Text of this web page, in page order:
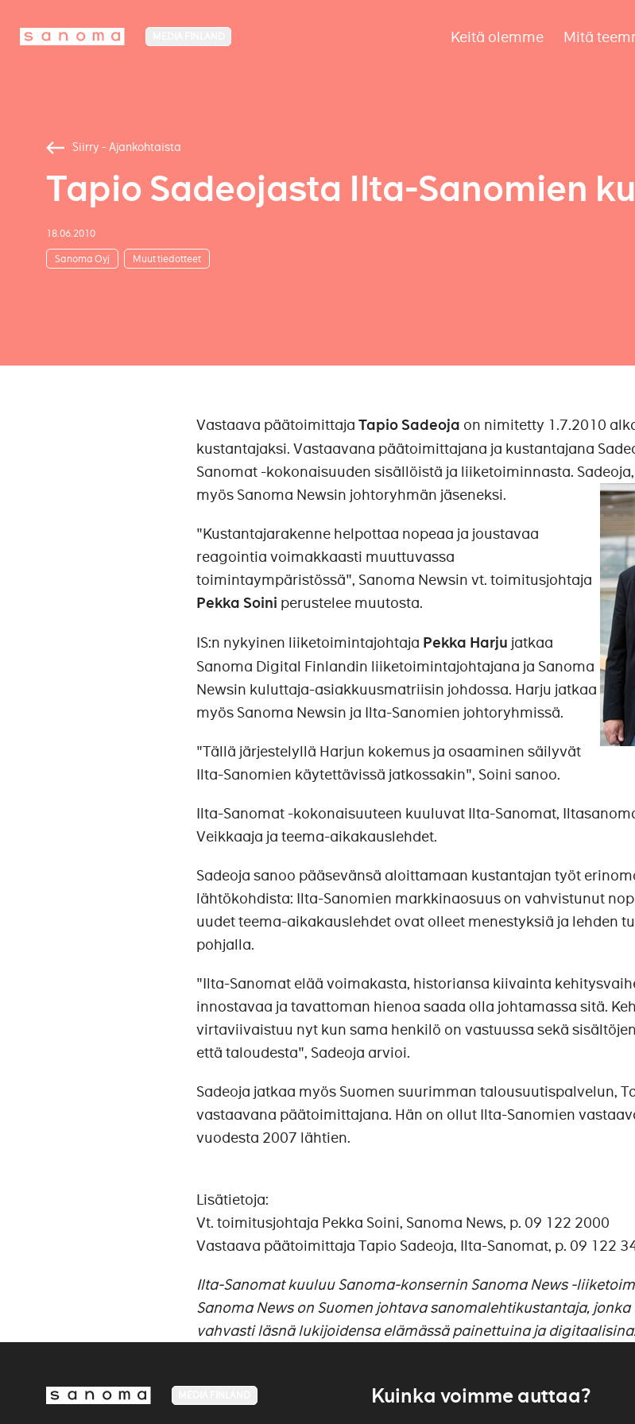
Keitä olemme Mitä
Siirry - Ajankohtaista
Tapio Sadeojasta Ilta-Sanomien
18.06.2010
Sanoma Oyj Muut tiedotteet
Vastaava päätoimittaja Tapio Sadeoja on nimitetty 1.7.2010
kustantajaksi. Vastaavana päätoimittajana ja kustantajana
Sanomat -kokonaisuuden sisällöistä ja liiketoiminnasta.
myös Sanoma Newsin johtoryhmän jäseneksi.
"Kustantajarakenne helpottaa nopeaa ja joustavaa
reagointia voimakkaasti muuttuvassa
toimintaympäristössä", Sanoma Newsin vt. toimitusjohtaja
Pekka Soini perustelee muutosta.
IS:n nykyinen liiketoimintajohtaja Pekka Harju jatkaa
Sanoma Digital Finlandin liiketoimintajohtajana ja Sanoma
Newsin kuluttaja-asiakkuusmatriisin johdossa. Harju jatkaa
myös Sanoma Newsin ja Ilta-Sanomien johtoryhmissä.
"Tällä järjestelyllä Harjun kokemus ja osaaminen säilyvät
Ilta-Sanomien käytettävissä jatkossakin", Soini sanoo.
Ilta-Sanomat -kokonaisuuteen kuuluvat Ilta-Sanomat,
Veikkaaja ja teema-aikakauslehdet.
Sadeoja sanoo pääsevänsä aloittamaan kustantajan työt
lähtökohdista: Ilta-Sanomien markkinaosuus on vahvistunut
uudet teema-aikakauslehdet ovat olleet menestyksiä ja lehden
pohjalla.
"Ilta-Sanomat elää voimakasta, historiansa kiivainta
innostavaa ja tavattoman hienoa saada olla johtamassa sitä.
virtaviivaistuu nyt kun sama henkilö on vastuussa sekä
että taloudesta", Sadeoja arvioi.
Sadeoja jatkaa myös Suomen suurimman talousuutispalvelun,
vastaavana päätoimittajana. Hän on ollut Ilta-Sanomien
vuodesta 2007 lähtien.
Lisätietoja:
Vt. toimitusjohtaja Pekka Soini, Sanoma News, p. 09 122 2000
Vastaava päätoimittaja Tapio Sadeoja, Ilta-Sanomat, p. 09 122
Ilta-Sanomat kuuluu Sanoma-konsernin Sanoma News -
Sanoma News on Suomen johtava sanomalehtikustantaja,
vahvasti läsnä lukijoidensa elämässä painettuina ja
Kuinka voimme auttaa?